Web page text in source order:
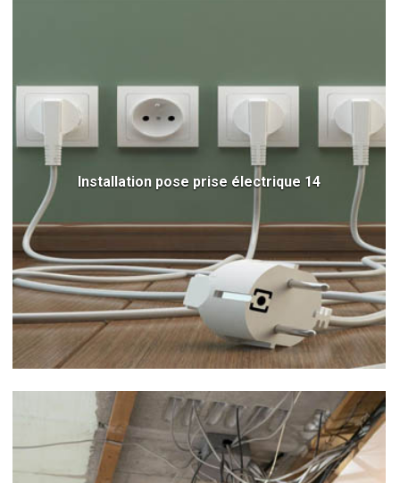
Installation pose prise électrique 14